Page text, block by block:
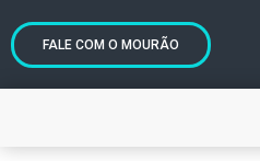
FALE COM O MOURÃO